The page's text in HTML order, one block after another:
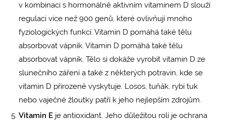
v kombinaci s hormonálně aktivním vitaminem D slouží
regulaci více než 900 genů, které ovlivňují mnoho
fyziologických funkcí. Vitamin D pomáhá také tělu
absorbovat vápník. Vitamin D pomáhá také tělu
absorbovat vápník. Tělo si dokáže vyrobit vitamin D ze
slunečního záření a také z některých potravin, kde se
vitamin D přirozeně vyskytuje. Losos, tuňák, rybí tuk
nebo vaječné žloutky patří k jeho nejlepším zdrojům.
Vitamin E je antioxidant. Jeho důležitou rolí je ochrana